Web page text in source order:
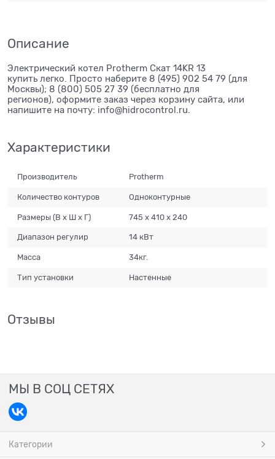
Описание
Электрический котел Protherm Скат 14KR 13
купить легко. Просто наберите 8 (495) 902 54 79 (для
Москвы); 8 (800) 505 27 39 (бесплатно для
регионов), оформите заказ через корзину сайта, или
напишите на почту: info@hidrocontrol.ru.
Характеристики
Производитель Protherm
Количество контуров Одноконтурные
Размеры (В х Ш х Г) 745 х 410 х 240
Диапазон регулир 14 кВт
Масса 34кг.
Тип установки Настенные
Отзывы
МЫ В СОЦ СЕТЯХ
Категории